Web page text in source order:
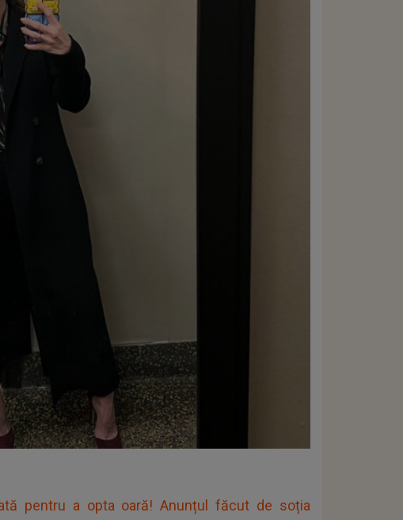
pentru a opta oară! Anunțul făcut de soția